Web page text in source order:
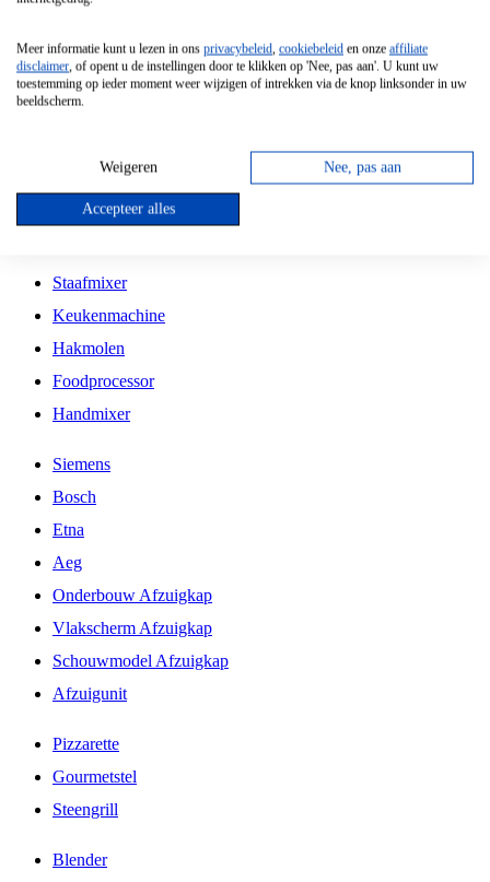
Vrijstaande Magnetron
Vrijstaande Kookplaat
Inbouw Gaskookplaat
Inbouw Keramische Kookplaat
Kookplaat Accessoires
Staafmixer
Keukenmachine
Hakmolen
Foodprocessor
Handmixer
Siemens
Bosch
Etna
Aeg
Onderbouw Afzuigkap
Vlakscherm Afzuigkap
Schouwmodel Afzuigkap
Afzuigunit
Pizzarette
Gourmetstel
Steengrill
Blender
Meer informatie kunt u lezen in ons privacybeleid, cookiebeleid en onze affiliate
disclaimer, of opent u de instellingen door te klikken op 'Nee, pas aan'. U kunt uw
toestemming op ieder moment weer wijzigen of intrekken via de knop linksonder in uw
beeldscherm.
Weigeren Nee, pas aan
Accepteer alles